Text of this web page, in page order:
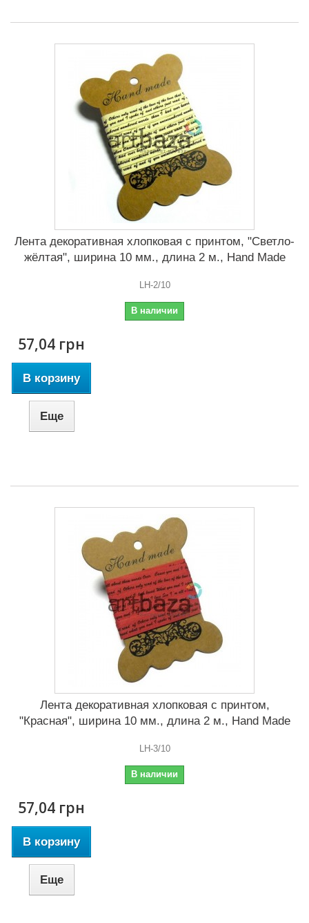
Лента декоративная хлопковая с принтом, "Светло-
жёлтая", ширина 10 мм., длина 2 м., Hand Made
LH-2/10
В наличии
57,04 грн
В корзину
Еще
Лента декоративная хлопковая с принтом,
"Красная", ширина 10 мм., длина 2 м., Hand Made
LH-3/10
В наличии
57,04 грн
В корзину
Еще